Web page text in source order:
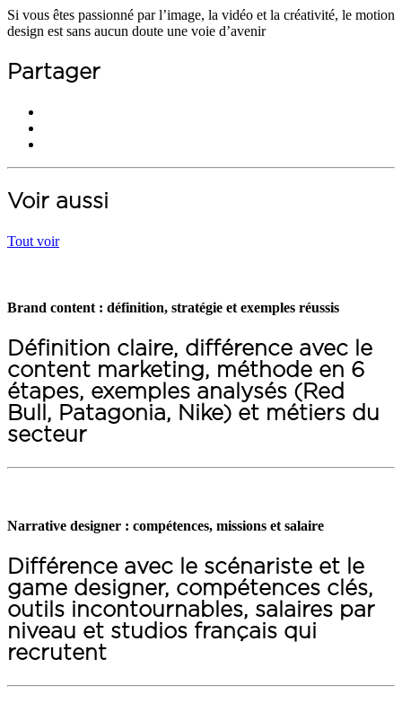
Si vous êtes passionné par l’image, la vidéo et la créativité, le motion
design est sans aucun doute une voie d’avenir
Partager
Voir aussi
Tout voir
Brand content : définition, stratégie et exemples réussis
Définition claire, différence avec le
content marketing, méthode en 6
étapes, exemples analysés (Red
Bull, Patagonia, Nike) et métiers du
secteur
Narrative designer : compétences, missions et salaire
Différence avec le scénariste et le
game designer, compétences clés,
outils incontournables, salaires par
niveau et studios français qui
recrutent